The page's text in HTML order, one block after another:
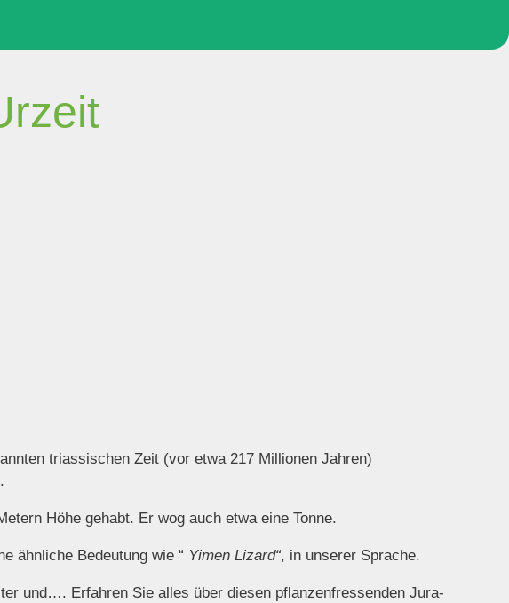
triassischen Zeit (vor etwa 217 Millionen Jahren)
Höhe gehabt. Er wog auch etwa eine Tonne.
ähnliche Bedeutung wie “ Yimen Lizard“, in unserer Sprache.
und…. Erfahren Sie alles über diesen pflanzenfressenden Jura-